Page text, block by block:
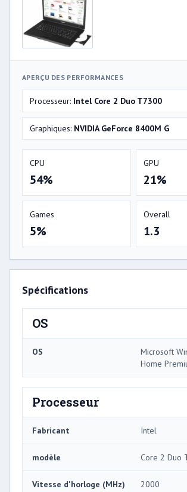
APERÇU DES PERFORMANCES
Processeur: Intel Core 2 Duo T7300
Graphiques: NVIDIA GeForce 8400M G
CPU
54%
GPU
21%
Games
5%
Overall
1.3
Spécifications
OS
OS
Microsoft
Home
Processeur
Fabricant Intel
modèle Core 2 Duo
Vitesse d'horloge (MHz) 2000